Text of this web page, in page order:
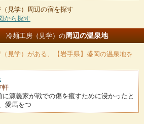
見学）周辺の宿を探す
から探す
冷麺工房（見学）の周辺の温泉地
見学） がある、【岩手県】盛岡の温泉地を
軒
に源義家が戦での傷を癒すために浸かったと
愛馬をつ